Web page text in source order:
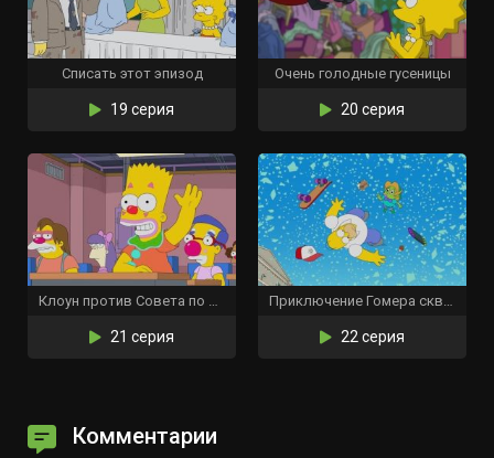
Списать этот эпизод
19 серия
Очень голодные гусеницы
20 серия
Клоун против Совета по образованию
21 серия
Приключение Гомера сквозь ветровое стекло
22 серия
Комментарии